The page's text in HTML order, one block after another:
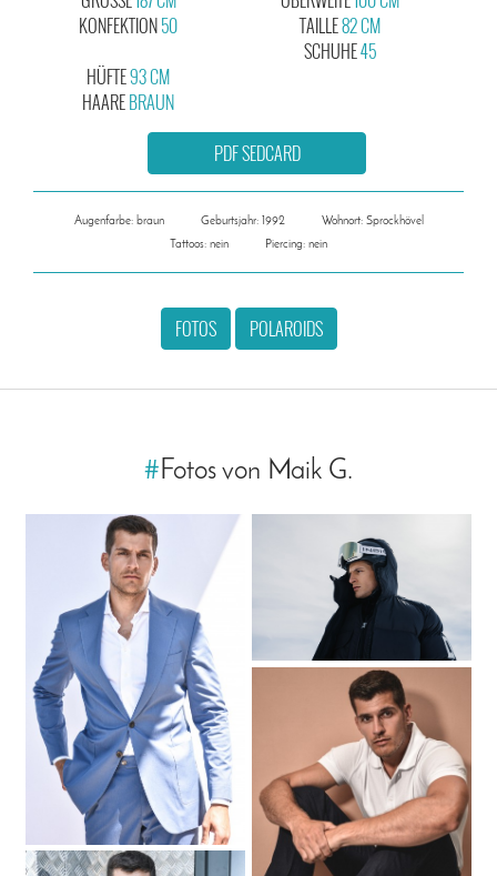
KONFEKTION50
TAILLE82 CM
SCHUHE45
HÜFTE93 CM
HAAREBRAUN
PDF SEDCARD
Augenfarbe: braun Geburtsjahr: 1992
Wohnort: Sprockhövel
Tattoos: nein
Piercing: nein
FOTOS POLAROIDS
#Fotos von Maik G.